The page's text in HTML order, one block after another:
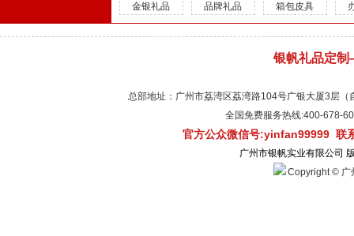
金银礼品 品牌礼品 箱包皮具
银帆礼品定
总部地址：广州市荔湾区荔湾路104号广银大厦3层
全国免费服务热线:400-
官方公众微信号:yinfan99999 联
广州市银帆实业有限公司
Copyright © 广